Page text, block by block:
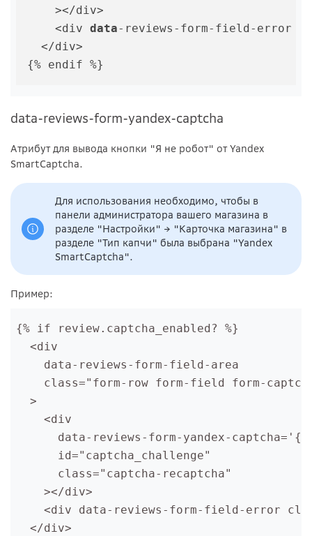
    ></div>
    <div
data-reviews-form-field-error
  </div>
data-reviews-form-yandex-captcha
Атрибут для вывода кнопки "Я не робот" от Yandex
SmartCaptcha.
Для использования необходимо, чтобы в
панели администратора вашего магазина в
разделе "Настройки" → "Карточка магазина" в
разделе "Тип капчи" была выбрана "Yandex
SmartCaptcha".
Пример:
{% if review.captcha_enabled? %}
<div
data-reviews-form-field-area
class="form-row form-field form-
>
<div
data-reviews-form-yandex-
id="captcha_challenge"
class="captcha-recaptcha"
></div>
<div data-reviews-form-field-error
</div>